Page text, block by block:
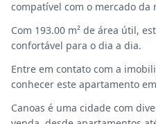
compatível com o mercado da
Com 193.00 m² de área útil,
confortável para o dia a dia.
Entre em contato com a
conhecer este apartamento
Canoas é uma cidade com